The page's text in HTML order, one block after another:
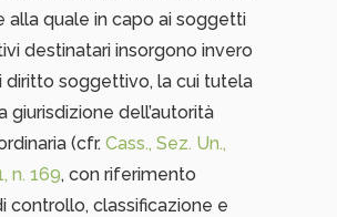
alla quale in capo ai soggetti
destinatari insorgono invero
diritto soggettivo, la cui tutela
giurisdizione dell’autorità
(cfr. Cass., Sez. Un.,
n. 169, con riferimento
controllo, classificazione e